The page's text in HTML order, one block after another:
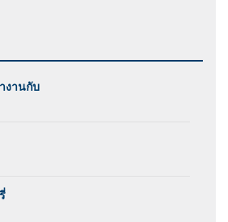
งานกับ